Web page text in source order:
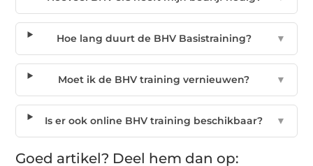
Hoe lang duurt de BHV Basistraining? ▼
Moet ik de BHV training vernieuwen? ▼
Is er ook online BHV training beschikbaar? ▼
Goed artikel? Deel hem dan op: